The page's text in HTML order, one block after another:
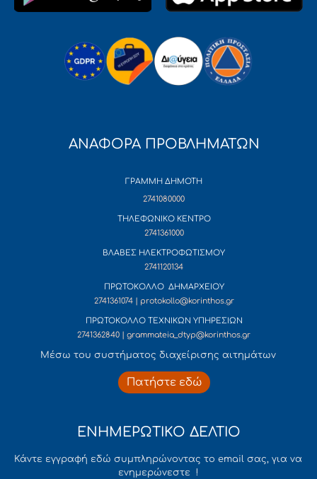
ΑΝΑΦΟΡΑ ΠΡΟΒΛΗΜΑΤΩΝ
ΓΡΑΜΜΗ ΔΗΜΟΤΗ
2741080000
ΤΗΛΕΦΩΝΙΚΟ ΚΕΝΤΡΟ
2741361000
ΒΛΑΒΕΣ ΗΛΕΚΤΡΟΦΩΤΙΣΜΟΥ
2741120134
ΠΡΩΤΟΚΟΛΛΟ ΔΗΜΑΡΧΕΙΟΥ
2741361074 | protokollo@korinthos.gr
ΠΡΩΤΟΚΟΛΛΟ ΤΕΧΝΙΚΩΝ ΥΠΗΡΕΣΙΩΝ
2741362840 | grammateia_dtyp@korinthos.gr
Mέσω του συστήματος διαχείρισης αιτημάτων
Πατήστε εδώ
ΕΝΗΜΕΡΩΤΙΚΟ ΔΕΛΤΙΟ
Κάντε εγγραφή εδώ συμπληρώνοντας το email σας, για να
ενημερώνεστε !